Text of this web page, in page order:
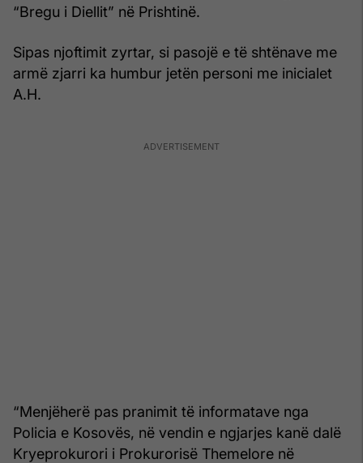
“Bregu i Diellit” në Prishtinë.
Sipas njoftimit zyrtar, si pasojë e të shtënave me
armë zjarri ka humbur jetën personi me inicialet
A.H.
“Menjëherë pas pranimit të informatave nga
Policia e Kosovës, në vendin e ngjarjes kanë dalë
Kryeprokurori i Prokurorisë Themelore në